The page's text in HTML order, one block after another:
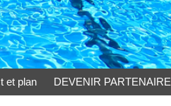
et plan DEVENIR PARTENAIRE